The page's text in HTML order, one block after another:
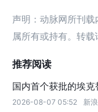
声明：动脉网所刊
属所有或持有。转
推荐阅读
国内首个获批的埃克
2026-08-07 05:52 新